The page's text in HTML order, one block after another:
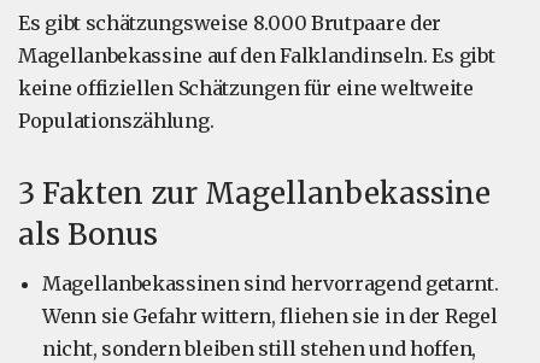
Es gibt schätzungsweise 8.000 Brutpaare der
Magellanbekassine auf den Falklandinseln. Es gibt
keine offiziellen Schätzungen für eine weltweite
Populationszählung.
3 Fakten zur Magellanbekassine
als Bonus
Magellanbekassinen sind hervorragend getarnt.
Wenn sie Gefahr wittern, fliehen sie in der Regel
nicht, sondern bleiben still stehen und hoffen,